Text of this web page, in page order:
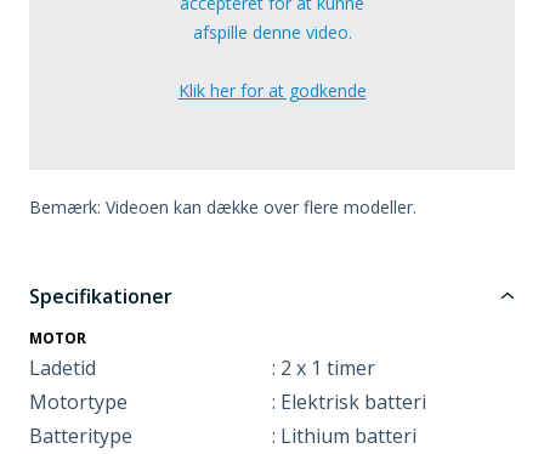
afspille denne video.
Klik her for at godkende
Bemærk: Videoen kan dække over flere modeller.
Specifikationer
MOTOR
Ladetid
: 2 x 1 timer
Motortype
: Elektrisk batteri
Batteritype
: Lithium batteri